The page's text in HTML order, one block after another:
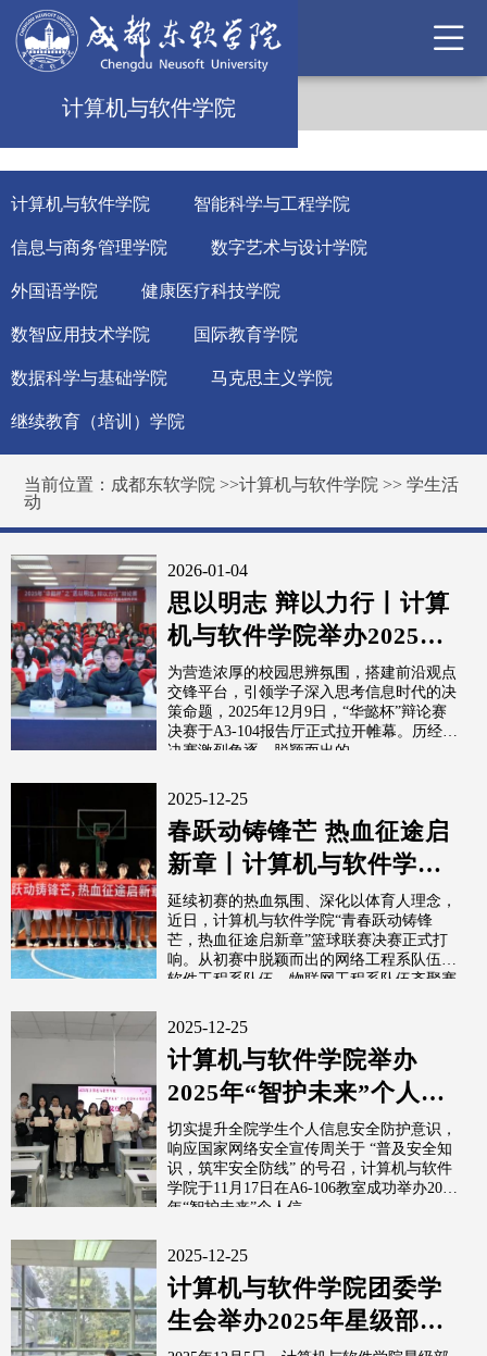
计算机与软件学院
计算机与软件学院 智能科学与工程学院
信息与商务管理学院 数字艺术与设计学院
外国语学院 健康医疗科技学院
数智应用技术学院 国际教育学院
数据科学与基础学院 马克思主义学院
继续教育（培训）学院
当前位置： 成都东软学院 >>计算机与软件学院 >>学生活
动
2026-01-04
思以明志 辩以力行丨计算
机与软件学院举办2025
年“华懿杯”辩论赛决赛
为营造浓厚的校园思辨氛围，搭建前沿观点
交锋平台，引领学子深入思考信息时代的决
策命题，2025年12月9日，“华懿杯”辩论赛
决赛于A3-104报告厅正式拉开帷幕。历经半
决赛激烈角逐，脱颖而出的...
2025-12-25
春跃动铸锋芒 热血征途启
新章丨计算机与软件学院
开展篮球联赛决赛
延续初赛的热血氛围、深化以体育人理念，
近日，计算机与软件学院“青春跃动铸锋
芒，热血征途启新章”篮球联赛决赛正式打
响。从初赛中脱颖而出的网络工程系队伍、
软件工程系队伍、物联网工程系队伍齐聚赛
2025-12-25
计算机与软件学院举办
2025年“智护未来”个人信
息安全知识竞答活动
切实提升全院学生个人信息安全防护意识，
响应国家网络安全宣传周关于 “普及安全知
识，筑牢安全防线” 的号召，计算机与软件
学院于11月17日在A6-106教室成功举办2025
年“智护未来”个人信...
2025-12-25
计算机与软件学院团委学
生会举办2025年星级部门